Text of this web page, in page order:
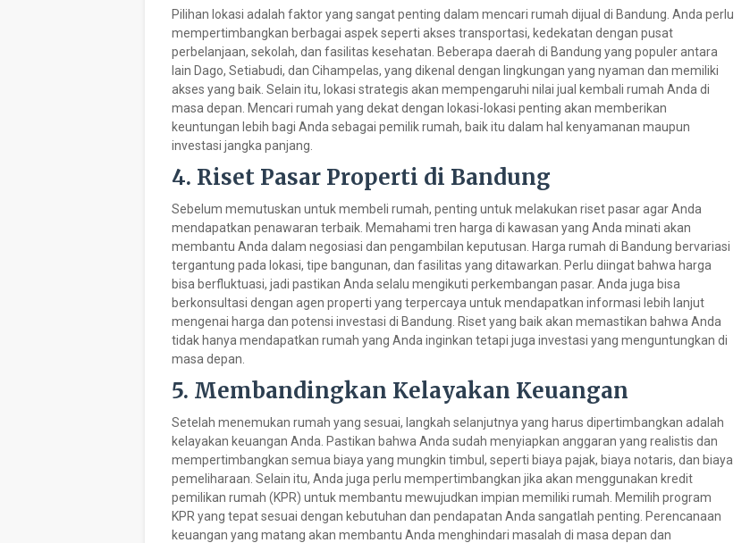
Pilihan lokasi adalah faktor yang sangat penting dalam mencari rumah dijual di Bandung. Anda perlu
mempertimbangkan berbagai aspek seperti akses transportasi, kedekatan dengan pusat
perbelanjaan, sekolah, dan fasilitas kesehatan. Beberapa daerah di Bandung yang populer antara
lain Dago, Setiabudi, dan Cihampelas, yang dikenal dengan lingkungan yang nyaman dan memiliki
akses yang baik. Selain itu, lokasi strategis akan mempengaruhi nilai jual kembali rumah Anda di
masa depan. Mencari rumah yang dekat dengan lokasi-lokasi penting akan memberikan
keuntungan lebih bagi Anda sebagai pemilik rumah, baik itu dalam hal kenyamanan maupun
investasi jangka panjang.
4. Riset Pasar Properti di Bandung
Sebelum memutuskan untuk membeli rumah, penting untuk melakukan riset pasar agar Anda
mendapatkan penawaran terbaik. Memahami tren harga di kawasan yang Anda minati akan
membantu Anda dalam negosiasi dan pengambilan keputusan. Harga rumah di Bandung bervariasi
tergantung pada lokasi, tipe bangunan, dan fasilitas yang ditawarkan. Perlu diingat bahwa harga
bisa berfluktuasi, jadi pastikan Anda selalu mengikuti perkembangan pasar. Anda juga bisa
berkonsultasi dengan agen properti yang terpercaya untuk mendapatkan informasi lebih lanjut
mengenai harga dan potensi investasi di Bandung. Riset yang baik akan memastikan bahwa Anda
tidak hanya mendapatkan rumah yang Anda inginkan tetapi juga investasi yang menguntungkan di
masa depan.
5. Membandingkan Kelayakan Keuangan
Setelah menemukan rumah yang sesuai, langkah selanjutnya yang harus dipertimbangkan adalah
kelayakan keuangan Anda. Pastikan bahwa Anda sudah menyiapkan anggaran yang realistis dan
mempertimbangkan semua biaya yang mungkin timbul, seperti biaya pajak, biaya notaris, dan biaya
pemeliharaan. Selain itu, Anda juga perlu mempertimbangkan jika akan menggunakan kredit
pemilikan rumah (KPR) untuk membantu mewujudkan impian memiliki rumah. Memilih program
KPR yang tepat sesuai dengan kebutuhan dan pendapatan Anda sangatlah penting. Perencanaan
keuangan yang matang akan membantu Anda menghindari masalah di masa depan dan